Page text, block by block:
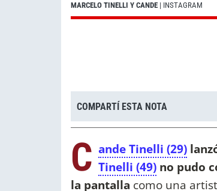
MARCELO TINELLI Y CANDE | INSTAGRAM
COMPARTÍ ESTA NOTA
C ande Tinelli (29)
Tinelli (49) no pudo
la pantalla como una